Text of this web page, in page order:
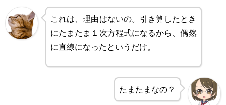
これは、理由はないの。引き算したとき
にたまたま１次方程式になるから、偶然
に直線になったというだけ。
たまたまなの？